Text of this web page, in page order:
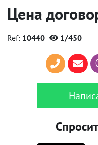
Цена
Ref: 10440 1/450